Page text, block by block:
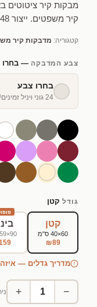
מבקות קיר ציטוטים
קיר משפטים. ייצור 48 שעות, חיתוך לפי מידה.
קטגוריה: מדבקות קיר
צבע המדבקה—
בחרו צבע
24 גוני ויניל זמינים
גודל קטן
קטן
60×40 ס"מ
₪89
90×59 ס"מ
מדריך גדלים —
−
+